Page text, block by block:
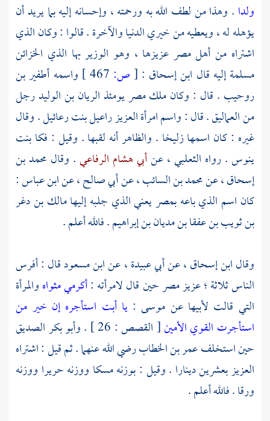
ولدا . وهذا من لطف الله به ورحمته ، وإحسانه إليه بما يريد أن
يؤهله له ، ويعطيه من خيري الدنيا والآخرة . قالوا : وكان الذي
اشتراه من أهلمصر عزيزها ، وهو الوزير بها الذي الخزائن
مسلمة إليه قال ابن إسحاق :
[ص: واسمه أطفير بن
روحيب . قال : وكان ملكمصريومئذ الريان بن الوليد رجل
من العماليق . قال : واسمامرأة العزيز راعيل بنت رعائيل. وقال
غيره : كان اسمهازليخا . والظاهر أنه لقبها . وقيل : فكا بنت
ينوس. رواه الثعلبي، عنأبي هشام الرفاعي. وقال محمد بن
إسحاق، عنمحمد بن السائب، عنأبي صالح، عنابن عباس:
كان اسم الذي باعهبمصريعني الذي جلبه إليهامالك بن دغر
بن ثويب بن عفقا بن مديان بن إبراهيم. فالله أعلم .
وقالابن إسحاق، عنأبي عبيدة، عنابن مسعودقال : أفرس
الناس ثلاثة ؛عزيزمصرحين قال لامرأته :أكرمي مثواهوالمرأة
التي قالت لأبيها عن موسى :يا أبت استأجره إن خير من
استأجرت القوي الأمين[ القصص : 26 ] .
وأبو بكر الصديق
حين استخلفعمر بن الخطابرضي الله عنهما . ثم قيل : اشتراه
العزيزبعشرين دينارا . وقيل : بوزنه مسكا ووزنه حريرا ووزنه
ورقا . فالله أعلم .